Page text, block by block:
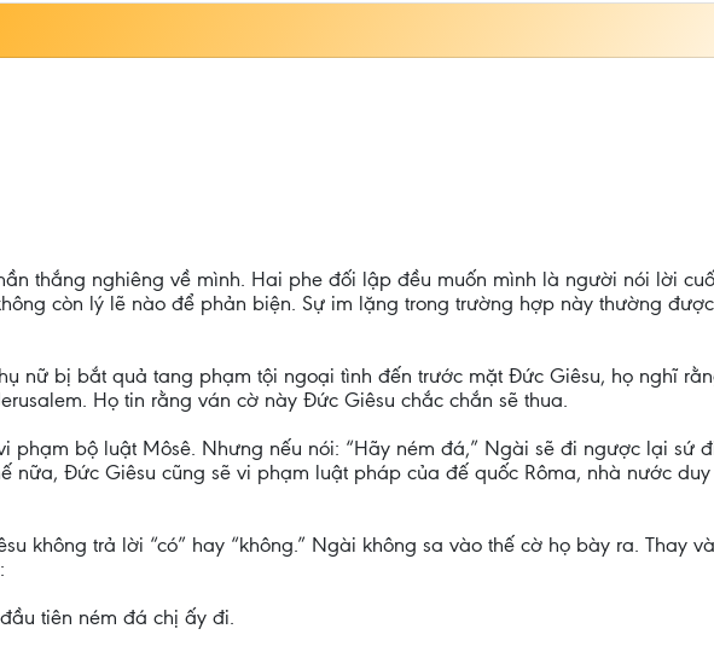
thắng nghiêng về mình. Hai phe đối lập đều muốn mình là người nói lời
còn lý lẽ nào để phản biện. Sự im lặng trong trường hợp này thường
nữ bị bắt quả tang phạm tội ngoại tình đến trước mặt Đức Giêsu, họ nghĩ
Họ tin rằng ván cờ này Đức Giêsu chắc chắn sẽ thua.
phạm bộ luật Môsê. Nhưng nếu nói: “Hãy ném đá,” Ngài sẽ đi ngược lại sứ
Đức Giêsu cũng sẽ vi phạm luật pháp của đế quốc Rôma, nhà nước
không trả lời “có” hay “không.” Ngài không sa vào thế cờ họ bày ra. Thay
tiên ném đá chị ấy đi.